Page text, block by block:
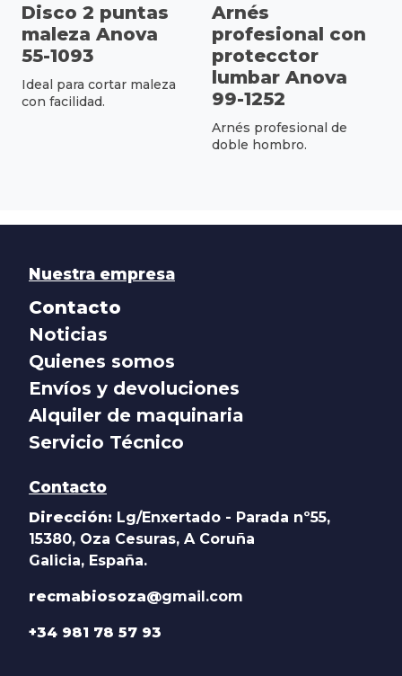
Disco 2 puntas
maleza Anova
55-1093
Ideal para cortar maleza
con facilidad.
Arnés
profesional con
protecctor
lumbar Anova
99-1252
Arnés profesional de
doble hombro.
Nuestra empresa
Contacto
Noticias
Quienes somos
Envíos y devoluciones
Alquiler de maquinaria
Servicio Técnico
Contacto
Dirección: Lg/Enxertado - Parada nº55,
15380, Oza Cesuras, A Coruña
Galicia, España.
recmabiosoza@gmail.com
+34 981 78 57 93